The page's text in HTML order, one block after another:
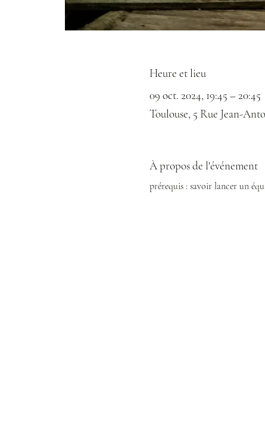
Heure et lieu
09 oct. 2024, 19:45 – 20:45
Toulouse, 5 Rue Jean-
À propos de l'événement
prérequis : savoir lancer un